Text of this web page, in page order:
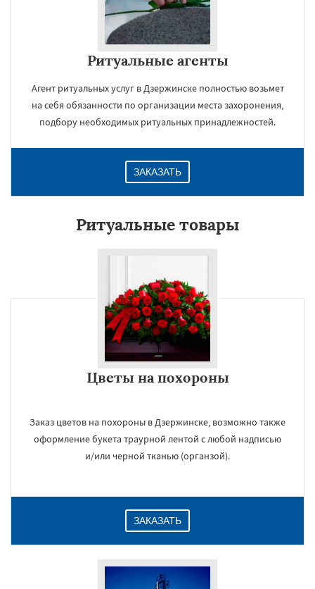
Ритуальные агенты
Агент ритуальных услуг в Дзержинске полностью возьмет
на себя обязанности по организации места захоронения,
подбору необходимых ритуальных принадлежностей.
ЗАКАЗАТЬ
Ритуальные товары
Цветы на похороны
Заказ цветов на похороны в Дзержинске, возможно также
оформление букета траурной лентой с любой надписью
и/или черной тканью (органзой).
ЗАКАЗАТЬ